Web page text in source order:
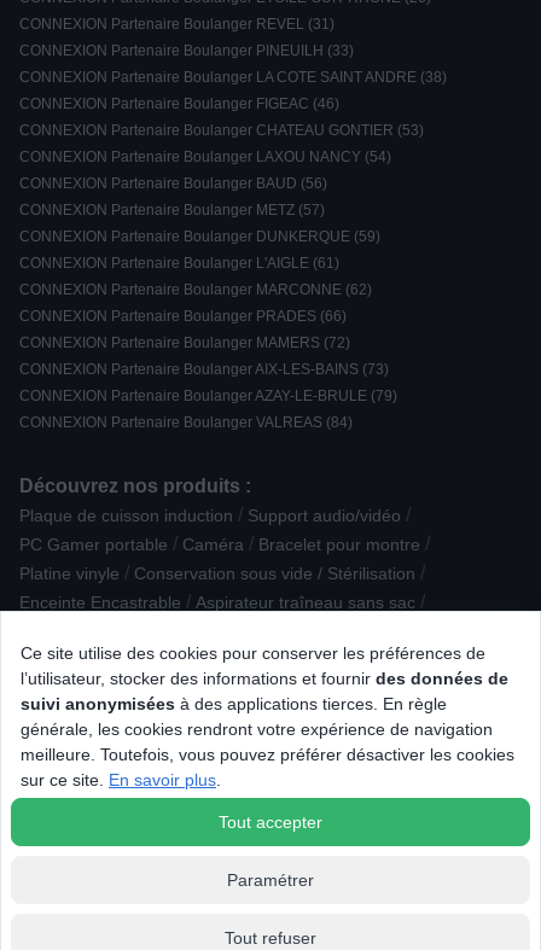
Ce site utilise des cookies pour conserver les préférences de
l’utilisateur, stocker des informations et fournir des données de
suivi anonymisées à des applications tierces. En règle
générale, les cookies rendront votre expérience de navigation
meilleure. Toutefois, vous pouvez préférer désactiver les cookies
sur ce site. En savoir plus
Tout accepter
Paramétrer
Tout refuser
CONNEXION Partenaire Boulanger REVEL (31)
CONNEXION Partenaire Boulanger PINEUILH (33)
CONNEXION Partenaire Boulanger LA COTE SAINT ANDRE (38)
CONNEXION Partenaire Boulanger FIGEAC (46)
CONNEXION Partenaire Boulanger CHATEAU GONTIER (53)
CONNEXION Partenaire Boulanger LAXOU NANCY (54)
CONNEXION Partenaire Boulanger BAUD (56)
CONNEXION Partenaire Boulanger METZ (57)
CONNEXION Partenaire Boulanger DUNKERQUE (59)
CONNEXION Partenaire Boulanger L'AIGLE (61)
CONNEXION Partenaire Boulanger MARCONNE (62)
CONNEXION Partenaire Boulanger PRADES (66)
CONNEXION Partenaire Boulanger MAMERS (72)
CONNEXION Partenaire Boulanger AIX-LES-BAINS (73)
CONNEXION Partenaire Boulanger AZAY-LE-BRULE (79)
CONNEXION Partenaire Boulanger VALREAS (84)
Découvrez nos produits :
Plaque de cuisson induction / Support audio/vidéo /
PC Gamer portable / Caméra / Bracelet pour montre /
Platine vinyle / Conservation sous vide / Stérilisation /
Enceinte Encastrable / Aspirateur traîneau sans sac /
Connectique audio / Radio réveil / Aspirateur cuve /
Extracteur de jus / PC et tablette reconditionnés / Four Pyrolyse
Objectif photo Déshydrateur / Barbecue à pellet
IMac TV LED 8K Objet reconditionné Congélateur armoire
Balance de cuisine / Radio portable
/
© 2026 Tous droits réservés Connexion.fr